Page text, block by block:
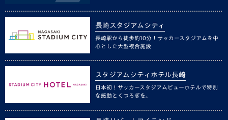
長崎スタジアムシティ
長崎駅から徒歩約10分！サッカースタジアムを中
心とした大型複合施設
スタジアムシティホテル長崎
日本初！サッカースタジアムビューホテルで特別
な感動とくつろぎを。